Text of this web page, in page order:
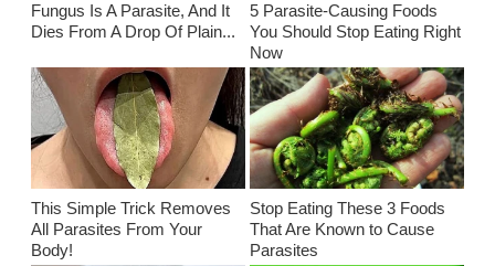
Fungus Is A Parasite, And It
Dies From A Drop Of Plain...
5 Parasite-Causing Foods
You Should Stop Eating Right
Now
This Simple Trick Removes
All Parasites From Your
Body!
Stop Eating These 3 Foods
That Are Known to Cause
Parasites